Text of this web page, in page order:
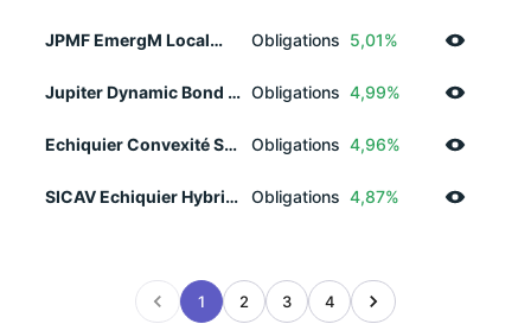
JPMF EmergM Local
Obligations 5,01%
Jupiter Dynamic Bond L
Obligations 4,99%
Echiquier Convexité SRI
Obligations 4,96%
SICAV Echiquier Hybrid
Obligations 4,87%
1 2 3 4